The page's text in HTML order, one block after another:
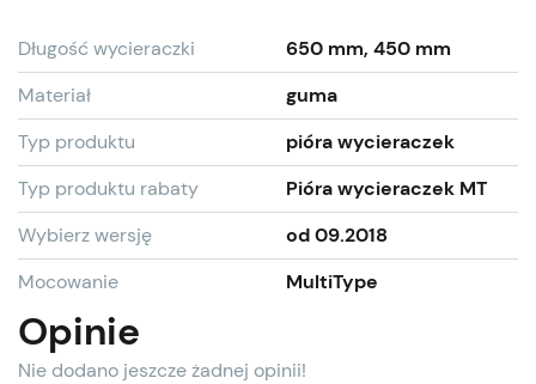
Długość wycieraczki
650 mm, 450 mm
Materiał
guma
Typ produktu
pióra wycieraczek
Typ produktu rabaty
Pióra wycieraczek MT
Wybierz wersję
od 09.2018
Mocowanie
MultiType
Opinie
Nie dodano jeszcze żadnej opinii!